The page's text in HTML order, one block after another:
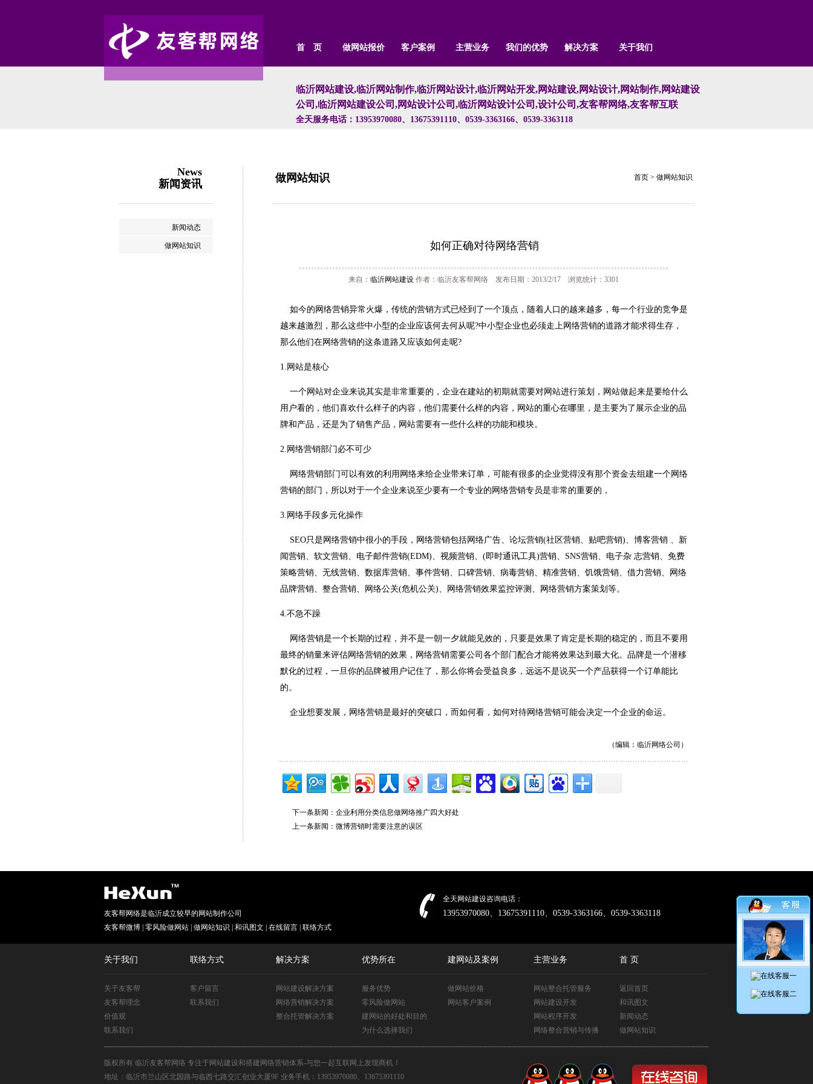
首 页 做网站报价 客户案例 主营业务 我们的优势 解决方案 关于我们
临沂网站建设,临沂网站制作,临沂网站设计,临沂网站开发,网站建设,网站设计,网站制作,网站建设
公司,临沂网站建设公司,网站设计公司,临沂网站设计公司,设计公司,友客帮网络,友客帮互联
全天服务电话：13953970080、13675391110、0539-3363166、0539-3363118
News
新闻资讯
新闻动态
做网站知识
做网站知识 首页> 做网站知识
如何正确对待网络营销
来自： 临沂网站建设 作者：临沂友客帮网络 发布日期：2013/2/17 浏览统计：3301
如今的网络营销异常火爆，传统的营销方式已经到了一个顶点，随着人口的越来越多，每一个行业的竞争是
越来越激烈，那么这些中小型的企业应该何去何从呢?中小型企业也必须走上网络营销的道路才能求得生存，
那么他们在网络营销的这条道路又应该如何走呢?
1.网站是核心
一个网站对企业来说其实是非常重要的，企业在建站的初期就需要对网站进行策划，网站做起来是要给什么
用户看的，他们喜欢什么样子的内容，他们需要什么样的内容，网站的重心在哪里，是主要为了展示企业的品
牌和产品，还是为了销售产品，网站需要有一些什么样的功能和模块。
2.网络营销部门必不可少
网络营销部门可以有效的利用网络来给企业带来订单，可能有很多的企业觉得没有那个资金去组建一个网络
营销的部门，所以对于一个企业来说至少要有一个专业的网络营销专员是非常的重要的，
3.网络手段多元化操作
SEO只是网络营销中很小的手段，网络营销包括网络广告、论坛营销(社区营销、贴吧营销)、博客营销 、新
闻营销、软文营销、电子邮件营销(EDM)、视频营销、(即时通讯工具)营销、SNS营销、电子杂 志营销、免费
策略营销、无线营销、数据库营销、事件营销、口碑营销、病毒营销、精准营销、饥饿营销、借力营销、网络
品牌营销、整合营销、网络公关(危机公关)、网络营销效果监控评测、网络营销方案策划等。
4.不急不躁
网络营销是一个长期的过程，并不是一朝一夕就能见效的，只要是效果了肯定是长期的稳定的，而且不要用
最终的销量来评估网络营销的效果，网络营销需要公司各个部门配合才能将效果达到最大化。品牌是一个潜移
默化的过程，一旦你的品牌被用户记住了，那么你将会受益良多，远远不是说买一个产品获得一个订单能比
的。
企业想要发展，网络营销是最好的突破口，而如何看，如何对待网络营销可能会决定一个企业的命运。
（编辑： 临沂网络公司 ）
下一条新闻： 企业利用分类信息做网络推广四大好处
上一条新闻： 微博营销时需要注意的误区
友客帮网络是临沂成立较早的网站制作公司
友客帮微博 零风险做网站 做网站知识 和讯图文 在线留言 联络方式
全天网站建设咨询电话：
13953970080、13675391110、0539-3363166、0539-3363118
关于我们 联络方式 解决方案 优势所在 建网站及案例 主营业务 首 页
关于友客帮
友客帮理念
价值观
联系我们
客户留言
联系我们
网站建设解决方案
网络营销解决方案
整合托管解决方案
服务优势
零风险做网站
建网站的好处和目的
为什么选择我们
做网站价格
网站客户案例
网站整合托管服务
网站建设开发
网站程序开发
网络整合营销与传播
返回首页
和讯图文
新闻动态
做网站知识
版权所有 临沂友客帮网络 专注于网站建设和搭建网络营销体系-与您一起互联网上发现商机！
地址：临沂市兰山区北园路与临西七路交汇创业大厦9F 业务手机：13953970080、13675391110